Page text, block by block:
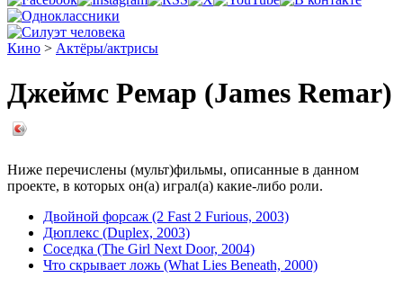
Кино > Актёры/актрисы
Джеймс Ремар (James Remar)
Ниже перечислены (мульт)фильмы, описанные в данном
проекте, в которых он(а) играл(а) какие-либо роли.
Двойной форсаж (2 Fast 2 Furious, 2003)
Дюплекс (Duplex, 2003)
Соседка (The Girl Next Door, 2004)
Что скрывает ложь (What Lies Beneath, 2000)